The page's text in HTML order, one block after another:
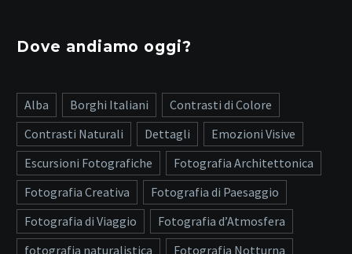
Dove andiamo oggi?
Alba Borghi Italiani
Contrasti di Colore
Contrasti Naturali
Dettagli
Emozioni Visive
Escursioni Fotografiche
Fotografia Architettonica
Fotografia Creativa
Fotografia di Paesaggio
Fotografia di Viaggio
Fotografia d’Atmosfera
fotografia naturalistica
Fotografia Notturna